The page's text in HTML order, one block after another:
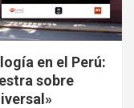
en el Perú:
sobre